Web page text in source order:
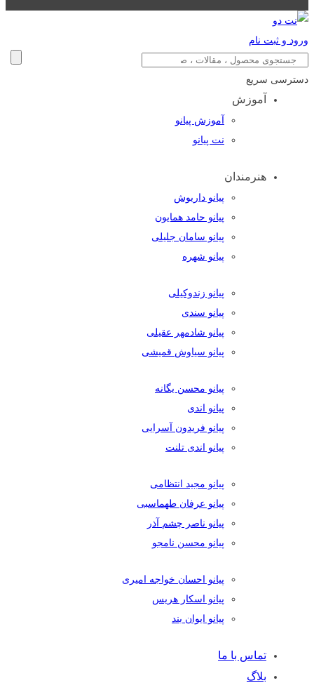
ورود و ثبت نام
دسترسی سریع
آموزش
آموزش پیانو
نت پیانو
هنرمندان
پیانو داریوش
پیانو حامد همایون
پیانو سامان جلیلی
پیانو شهره
پیانو زندوکیلی
پیانو سندی
پیانو شادمهر عقیلی
پیانو سیاوش قمیشی
پیانو محسن یگانه
پیانو اندی
پیانو فریدون آسرایی
پیانو اندی تلنت
پیانو مجید انتظامی
پیانو عرفان طهماسبی
پیانو ناصر چشم آذر
پیانو محسن نامجو
پیانو احسان خواجه امیری
پیانو اسکار هریس
پیانو ایوان بند
تماس با ما
بلاگ